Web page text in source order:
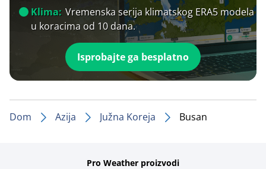
Klima: Vremenska serija klimatskog ERA5 modela
u koracima od 10 dana.
Isprobajte ga besplatno
Dom Azija Južna Koreja Busan
Pro Weather proizvodi